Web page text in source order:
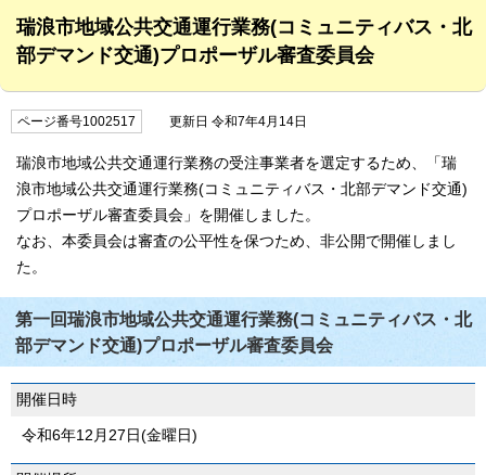
瑞浪市地域公共交通運行業務(コミュニティバス・北
部デマンド交通)プロポーザル審査委員会
ページ番号1002517 更新日 令和7年4月14日
瑞浪市地域公共交通運行業務の受注事業者を選定するため、「瑞
浪市地域公共交通運行業務(コミュニティバス・北部デマンド交通)
プロポーザル審査委員会」を開催しました。
なお、本委員会は審査の公平性を保つため、非公開で開催しまし
た。
第一回瑞浪市地域公共交通運行業務(コミュニティバス・北
部デマンド交通)プロポーザル審査委員会
開催日時
令和6年12月27日(金曜日)